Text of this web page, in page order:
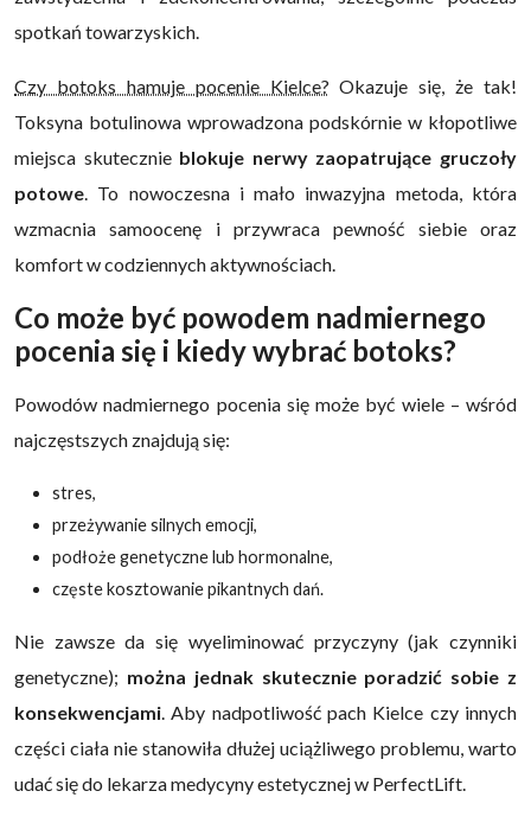
spotkań towarzyskich.
Czy botoks hamuje pocenie Kielce? Okazuje się, że tak!
Toksyna botulinowa wprowadzona podskórnie w kłopotliwe
miejsca skutecznie blokuje nerwy zaopatrujące gruczoły
potowe. To nowoczesna i mało inwazyjna metoda, która
wzmacnia samoocenę i przywraca pewność siebie oraz
komfort w codziennych aktywnościach.
Co może być powodem nadmiernego
pocenia się i kiedy wybrać botoks?
Powodów nadmiernego pocenia się może być wiele – wśród
najczęstszych znajdują się:
stres,
przeżywanie silnych emocji,
podłoże genetyczne lub hormonalne,
częste kosztowanie pikantnych dań.
Nie zawsze da się wyeliminować przyczyny (jak czynniki
genetyczne); można jednak skutecznie poradzić sobie z
konsekwencjami. Aby nadpotliwość pach Kielce czy innych
części ciała nie stanowiła dłużej uciążliwego problemu, warto
udać się do lekarza medycyny estetycznej w PerfectLift.